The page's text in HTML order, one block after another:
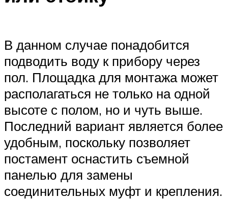
В данном случае понадобится
подводить воду к прибору через
пол. Площадка для монтажа может
располагаться не только на одной
высоте с полом, но и чуть выше.
Последний вариант является более
удобным, поскольку позволяет
постамент оснастить съемной
панелью для замены
соединительных муфт и крепления.